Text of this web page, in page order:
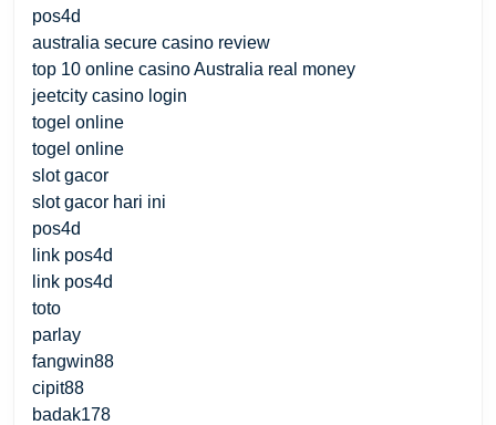
pos4d
australia secure casino review
top 10 online casino Australia real money
jeetcity casino login
togel online
togel online
slot gacor
slot gacor hari ini
pos4d
link pos4d
link pos4d
toto
parlay
fangwin88
cipit88
badak178